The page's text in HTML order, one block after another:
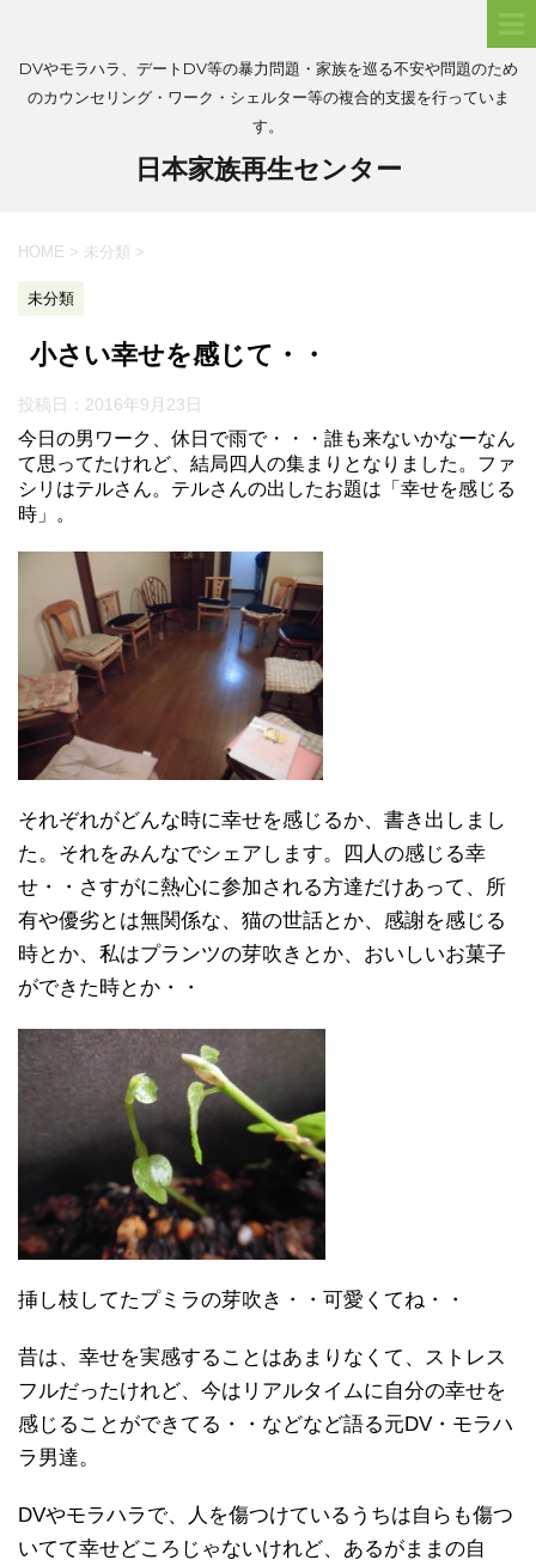
DVやモラハラ、デートDV等の暴力問題・家族を巡る不安や問題のため
のカウンセリング・ワーク・シェルター等の複合的支援を行っていま
す。
日本家族再生センター
HOME > 未分類 >
未分類
小さい幸せを感じて・・
投稿日： 2016年9月23日
今日の男ワーク、休日で雨で・・・誰も来ないかなーなん
て思ってたけれど、結局四人の集まりとなりました。ファ
シリはテルさん。テルさんの出したお題は「幸せを感じる
時」。
それぞれがどんな時に幸せを感じるか、書き出しまし
た。それをみんなでシェアします。四人の感じる幸
せ・・さすがに熱心に参加される方達だけあって、所
有や優劣とは無関係な、猫の世話とか、感謝を感じる
時とか、私はプランツの芽吹きとか、おいしいお菓子
ができた時とか・・
挿し枝してたプミラの芽吹き・・可愛くてね・・
昔は、幸せを実感することはあまりなくて、ストレス
フルだったけれど、今はリアルタイムに自分の幸せを
感じることができてる・・などなど語る元DV・モラハ
ラ男達。
DVやモラハラで、人を傷つけているうちは自らも傷つ
いてて幸せどころじゃないけれど、あるがままの自